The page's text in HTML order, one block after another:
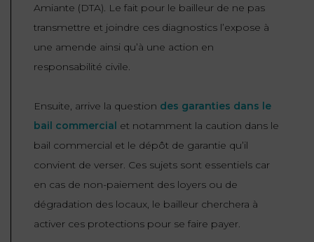
Amiante (DTA). Le fait pour le bailleur de ne pas
transmettre et joindre ces diagnostics l’expose à
une amende ainsi qu’à une action en
responsabilité civile.
Ensuite, arrive la question des garanties dans le
bail commercial et notamment la caution dans le
bail commercial et le dépôt de garantie qu’il
convient de verser. Ces sujets sont essentiels car
en cas de non-paiement des loyers ou de
dégradation des locaux, le bailleur cherchera à
activer ces protections pour se faire payer.